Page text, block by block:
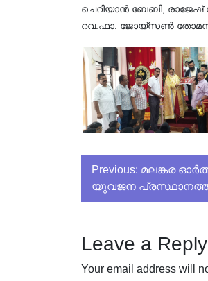
ചെറിയാൻ ബേബി,
റവ.ഫാ. ജോയ്സൺ
Post
navigation
Previous: മലങ്കര
യുവജന
Leave a Reply
Your email address will